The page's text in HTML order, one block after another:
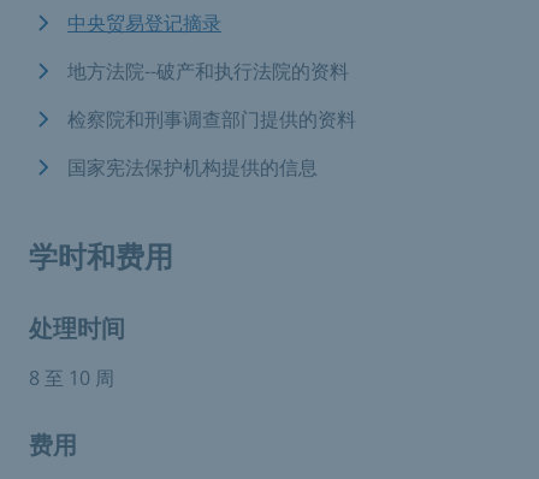
中央贸易登记摘录
地方法院--破产和执行法院的资料
检察院和刑事调查部门提供的资料
国家宪法保护机构提供的信息
学时和费用
处理时间
8 至 10 周
费用